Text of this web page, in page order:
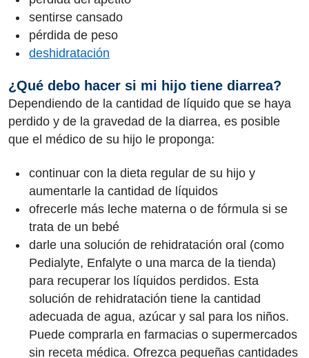
sentirse cansado
pérdida de peso
deshidratación
¿Qué debo hacer si mi hijo tiene diarrea?
Dependiendo de la cantidad de líquido que se haya
perdido y de la gravedad de la diarrea, es posible
que el médico de su hijo le proponga:
continuar con la dieta regular de su hijo y
aumentarle la cantidad de líquidos
ofrecerle más leche materna o de fórmula si se
trata de un bebé
darle una solución de rehidratación oral (como
Pedialyte, Enfalyte o una marca de la tienda)
para recuperar los líquidos perdidos. Esta
solución de rehidratación tiene la cantidad
adecuada de agua, azúcar y sal para los niños.
Puede comprarla en farmacias o supermercados
sin receta médica. Ofrezca pequeñas cantidades